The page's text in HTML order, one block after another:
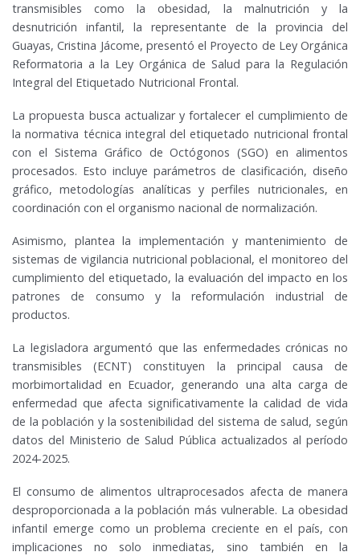
transmisibles como la obesidad, la malnutrición y la
desnutrición infantil, la representante de la provincia del
Guayas, Cristina Jácome, presentó el Proyecto de Ley Orgánica
Reformatoria a la Ley Orgánica de Salud para la Regulación
Integral del Etiquetado Nutricional Frontal.
La propuesta busca actualizar y fortalecer el cumplimiento de
la normativa técnica integral del etiquetado nutricional frontal
con el Sistema Gráfico de Octógonos (SGO) en alimentos
procesados. Esto incluye parámetros de clasificación, diseño
gráfico, metodologías analíticas y perfiles nutricionales, en
coordinación con el organismo nacional de normalización.
Asimismo, plantea la implementación y mantenimiento de
sistemas de vigilancia nutricional poblacional, el monitoreo del
cumplimiento del etiquetado, la evaluación del impacto en los
patrones de consumo y la reformulación industrial de
productos.
La legisladora argumentó que las enfermedades crónicas no
transmisibles (ECNT) constituyen la principal causa de
morbimortalidad en Ecuador, generando una alta carga de
enfermedad que afecta significativamente la calidad de vida
de la población y la sostenibilidad del sistema de salud, según
datos del Ministerio de Salud Pública actualizados al período
2024-2025.
El consumo de alimentos ultraprocesados afecta de manera
desproporcionada a la población más vulnerable. La obesidad
infantil emerge como un problema creciente en el país, con
implicaciones no solo inmediatas, sino también en la